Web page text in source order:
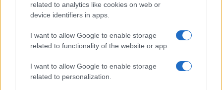
related to analytics like cookies on web or
device identifiers in apps.
I want to allow Google to enable storage
related to functionality of the website or app.
I want to allow Google to enable storage
related to personalization.
Ricevi le nostre ultime news
daGoogle News
Condividi l'articolo